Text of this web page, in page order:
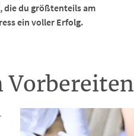
die du größtenteils am
ein voller Erfolg.
Vorbereiten